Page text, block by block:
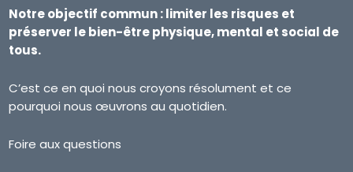
Notre objectif commun : limiter les risques et
préserver le bien-être physique, mental et social de
tous.
C’est ce en quoi nous croyons résolument et ce
pourquoi nous œuvrons au quotidien.
Foire aux questions